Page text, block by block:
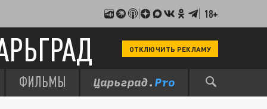
18+
ОТКЛЮЧИТЬ РЕКЛАМУ
ФИЛЬМЫ